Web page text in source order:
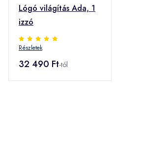
Lógó világítás Ada, 1
izzó
Részletek
32 490 Ft-tól